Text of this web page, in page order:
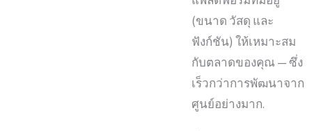
(ขนาด วัสดุ และ
ฟังก์ชัน) ให้เหมาะสม
กับตลาดของคุณ — ซึ่ง
เร็วกว่าการพัฒนาจาก
ศูนย์อย่างมาก.